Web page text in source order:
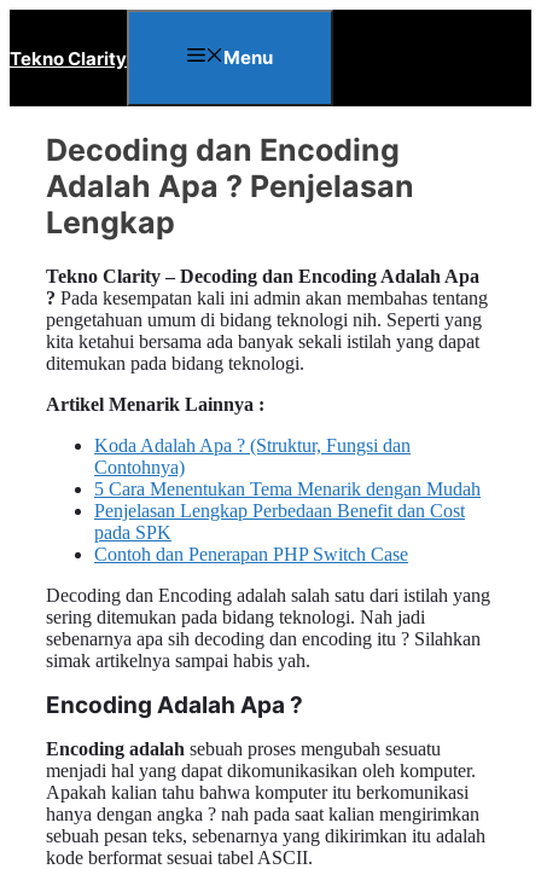
isi
Tekno Clarity Menu
Decoding dan Encoding
Adalah Apa ? Penjelasan
Lengkap
Tekno Clarity – Decoding dan Encoding Adalah Apa
? Pada kesempatan kali ini admin akan membahas tentang
pengetahuan umum di bidang teknologi nih. Seperti yang
kita ketahui bersama ada banyak sekali istilah yang dapat
ditemukan pada bidang teknologi.
Artikel Menarik Lainnya :
Koda Adalah Apa ? (Struktur, Fungsi dan
Contohnya)
5 Cara Menentukan Tema Menarik dengan Mudah
Penjelasan Lengkap Perbedaan Benefit dan Cost
pada SPK
Contoh dan Penerapan PHP Switch Case
Decoding dan Encoding adalah salah satu dari istilah yang
sering ditemukan pada bidang teknologi. Nah jadi
sebenarnya apa sih decoding dan encoding itu ? Silahkan
simak artikelnya sampai habis yah.
Encoding Adalah Apa ?
Encoding adalah sebuah proses mengubah sesuatu
menjadi hal yang dapat dikomunikasikan oleh komputer.
Apakah kalian tahu bahwa komputer itu berkomunikasi
hanya dengan angka ? nah pada saat kalian mengirimkan
sebuah pesan teks, sebenarnya yang dikirimkan itu adalah
kode berformat sesuai tabel ASCII.